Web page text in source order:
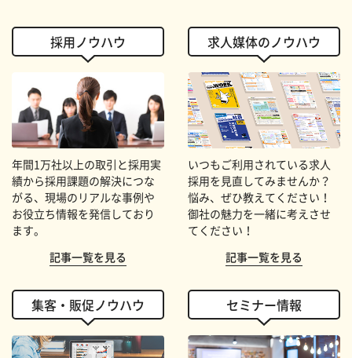
採用ノウハウ
年間1万社以上の取引と採用実
績から採用課題の解決につな
がる、現場のリアルな事例や
お役立ち情報を発信しており
ます。
記事一覧を見る
求人媒体のノウハウ
いつもご利用されている求人
採用を見直してみませんか？
悩み、ぜひ教えてください！
御社の魅力を一緒に考えさせ
てください！
記事一覧を見る
集客・販促ノウハウ セミナー情報